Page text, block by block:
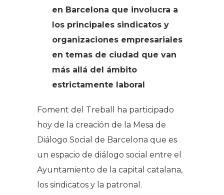
en Barcelona que involucra a
los principales sindicatos y
organizaciones empresariales
en temas de ciudad que van
más allá del ámbito
estrictamente laboral
Foment del Treball ha participado
hoy de la creación de la Mesa de
Diálogo Social de Barcelona que es
un espacio de diálogo social entre el
Ayuntamiento de la capital catalana,
los sindicatos y la patronal.